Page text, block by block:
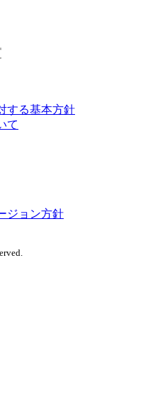
する基本方針
て
ジョン方針